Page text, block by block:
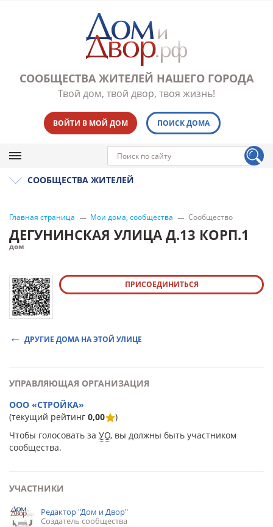
СООБЩЕСТВА ЖИТЕЛЕЙ НАШЕГО ГОРОДА
Твой дом, твой двор, твоя жизнь!
ВОЙТИ В МОЙ ДОМ ПОИСК ДОМА
СООБЩЕСТВА ЖИТЕЛЕЙ
Главная страница Мои дома, сообщества Сообщество
ДЕГУНИНСКАЯ УЛИЦА Д.13 КОРП.1
дом
ПРИСОЕДИНИТЬСЯ
ДРУГИЕ ДОМА НА ЭТОЙ УЛИЦЕ
УПРАВЛЯЮЩАЯ ОРГАНИЗАЦИЯ
ООО «СТРОЙКА»
(текущий рейтинг 0,00
)
Чтобы голосовать за УО, вы должны быть участником
сообщества.
УЧАСТНИКИ
Редактор "Дом и Двор"
Создатель сообщества